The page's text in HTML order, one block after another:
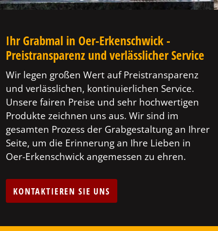
Ihr Grabmal in Oer-Erkenschwick -
Preistransparenz und verlässlicher Service
Wir legen großen Wert auf Preistransparenz
und verlässlichen, kontinuierlichen Service.
Unsere fairen Preise und sehr hochwertigen
Produkte zeichnen uns aus. Wir sind im
gesamten Prozess der Grabgestaltung an Ihrer
Seite, um die Erinnerung an Ihre Lieben in
Oer-Erkenschwick angemessen zu ehren.
KONTAKTIEREN SIE UNS